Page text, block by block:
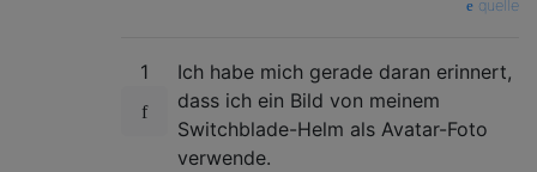
quelle
1
Ich habe mich gerade daran erinnert,
dass ich ein Bild von meinem
Switchblade-Helm als Avatar-Foto
verwende.